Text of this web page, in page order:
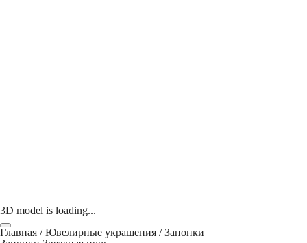
3D model is loading...
Главная /Ювелирные украшения /Запонки